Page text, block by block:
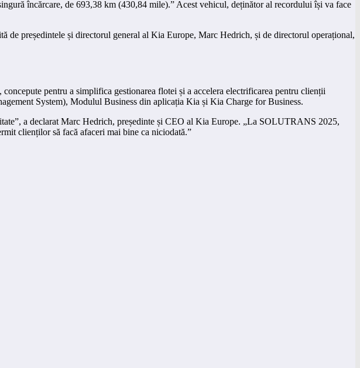
încărcare, de 693,38 km (430,84 mile).” Acest vehicul, deținător al recordului își va face
președintele și directorul general al Kia Europe, Marc Hedrich, și de directorul operațional,
pentru a simplifica gestionarea flotei și a accelera electrificarea pentru clienții
System), Modulul Business din aplicația Kia și Kia Charge for Business.
a declarat Marc Hedrich, președinte și CEO al Kia Europe. „La SOLUTRANS 2025,
clienților să facă afaceri mai bine ca niciodată.”